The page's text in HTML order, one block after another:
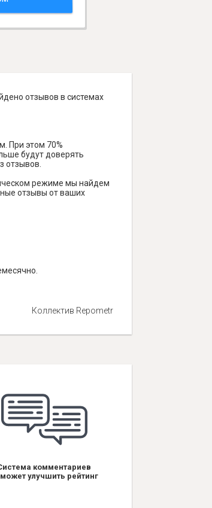
отзывов в системах
При этом 70%
будут доверять
отзывов.
режиме мы найдем
отзывы от ваших
Коллектив Repometr
комментариев
улучшить рейтинг